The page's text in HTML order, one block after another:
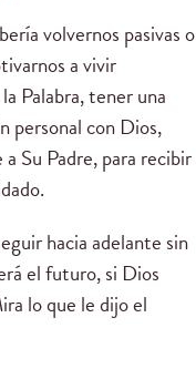
volvernos pasivas o
a vivir
Palabra, tener una
personal con Dios,
Su Padre, para recibir
hacia adelante sin
el futuro, si Dios
lo que le dijo el